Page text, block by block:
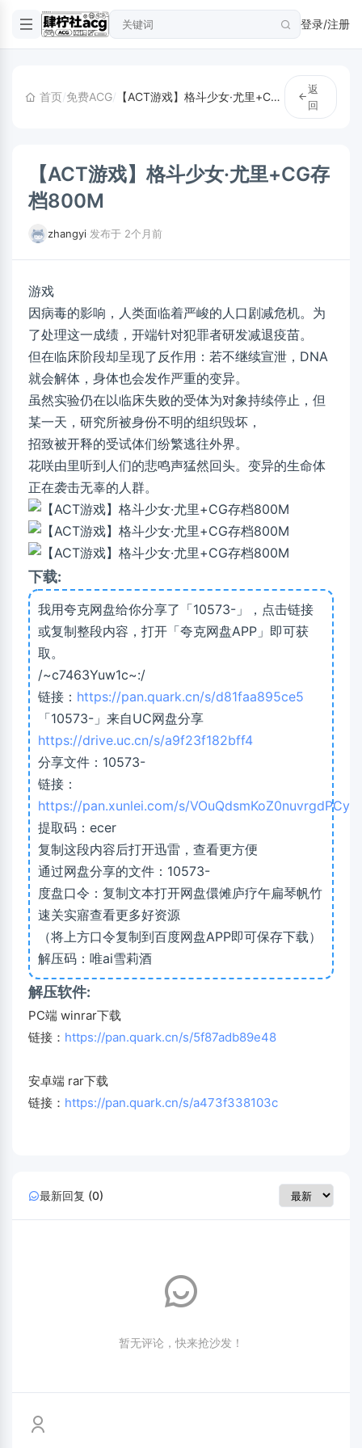
登录/注册
首页/免费ACG/ 【ACT游戏】格斗少女·尤里+CG存档800M
返
回
【ACT游戏】格斗少女·尤里+CG存
档800M
zhangyi 发布于 2个月前
游戏
因病毒的影响，人类面临着严峻的人口剧减危机。为
了处理这一成绩，开端针对犯罪者研发减退疫苗。
但在临床阶段却呈现了反作用：若不继续宣泄，DNA
就会解体，身体也会发作严重的变异。
虽然实验仍在以临床失败的受体为对象持续停止，但
某一天，研究所被身份不明的组织毁坏，
招致被开释的受试体们纷繁逃往外界。
花咲由里听到人们的悲鸣声猛然回头。变异的生命体
正在袭击无辜的人群。
下载:
我用夸克网盘给你分享了「10573-」，点击链接
或复制整段内容，打开「夸克网盘APP」即可获
取。
/~c7463Yuw1c~:/
链接： https://pan.quark.cn/s/d81faa895ce5
「10573-」来自UC网盘分享
https://drive.uc.cn/s/a9f23f182bff4
分享文件：10573-
链接：
https://pan.xunlei.com/s/
提取码：ecer
复制这段内容后打开迅雷，查看更方便
通过网盘分享的文件：10573-
度盘口令：复制文本打开网盘儇傩庐疗午扁琴帆竹
速关实寤查看更多好资源
（将上方口令复制到百度网盘APP即可保存下载）
解压码：唯ai雪莉酒
解压软件:
PC端 winrar下载
链接： https://pan.quark.cn/s/5f87adb89e48
安卓端 rar下载
链接： https://pan.quark.cn/s/a473f338103c
最新回复 (0)
暂无评论，快来抢沙发！